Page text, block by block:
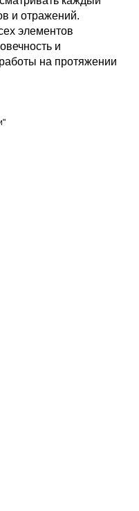
и отражений.
элементов
и
на протяжении